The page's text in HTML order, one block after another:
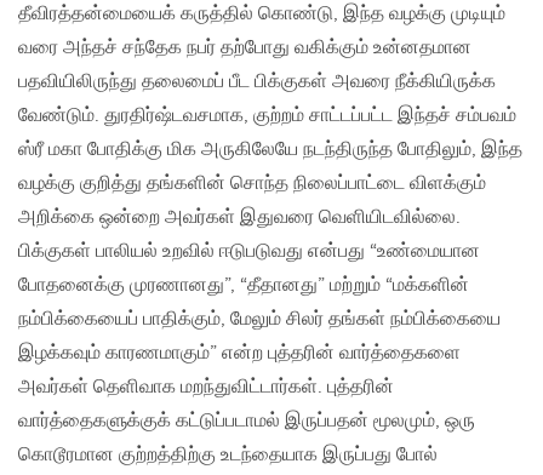
தீவிரத்தன்மையைக் கருத்தில் கொண்டு, இந்த வழக்கு முடியும்
வரை அந்தச் சந்தேக நபர் தற்போது வகிக்கும் உன்னதமான
பதவியிலிருந்து தலைமைப் பீட பிக்குகள் அவரை நீக்கியிருக்க
வேண்டும். துரதிர்ஷ்டவசமாக, குற்றம் சாட்டப்பட்ட இந்தச் சம்பவம்
ஸ்ரீ மகா போதிக்கு மிக அருகிலேயே நடந்திருந்த போதிலும், இந்த
வழக்கு குறித்து தங்களின் சொந்த நிலைப்பாட்டை விளக்கும்
அறிக்கை ஒன்றை அவர்கள் இதுவரை வெளியிடவில்லை.
பிக்குகள் பாலியல் உறவில் ஈடுபடுவது என்பது “உண்மையான
போதனைக்கு முரணானது”, “தீதானது” மற்றும் “மக்களின்
நம்பிக்கையைப் பாதிக்கும், மேலும் சிலர் தங்கள் நம்பிக்கையை
இழக்கவும் காரணமாகும்” என்ற புத்தரின் வார்த்தைகளை
அவர்கள் தெளிவாக மறந்துவிட்டார்கள். புத்தரின்
வார்த்தைகளுக்குக் கட்டுப்படாமல் இருப்பதன் மூலமும், ஒரு
கொடூரமான குற்றத்திற்கு உடந்தையாக இருப்பது போல்